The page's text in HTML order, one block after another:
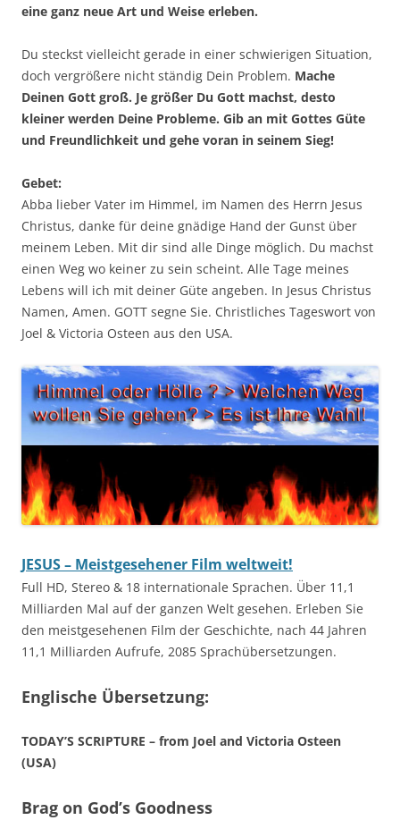
eine ganz neue Art und Weise erleben.
Du steckst vielleicht gerade in einer schwierigen Situation,
doch vergrößere nicht ständig Dein Problem. Mache
Deinen Gott groß. Je größer Du Gott machst, desto
kleiner werden Deine Probleme. Gib an mit Gottes Güte
und Freundlichkeit und gehe voran in seinem Sieg!
Gebet:
Abba lieber Vater im Himmel, im Namen des Herrn Jesus
Christus, danke für deine gnädige Hand der Gunst über
meinem Leben. Mit dir sind alle Dinge möglich. Du machst
einen Weg wo keiner zu sein scheint. Alle Tage meines
Lebens will ich mit deiner Güte angeben. In Jesus Christus
Namen, Amen. GOTT segne Sie. Christliches Tageswort von
Joel & Victoria Osteen aus den USA.
JESUS – Meistgesehener Film weltweit!
Full HD, Stereo & 18 internationale Sprachen. Über 11,1
Milliarden Mal auf der ganzen Welt gesehen. Erleben Sie
den meistgesehenen Film der Geschichte, nach 44 Jahren
11,1 Milliarden Aufrufe, 2085 Sprachübersetzungen.
Englische Übersetzung:
TODAY’S SCRIPTURE – from Joel and Victoria Osteen
(USA)
Brag on God’s Goodness